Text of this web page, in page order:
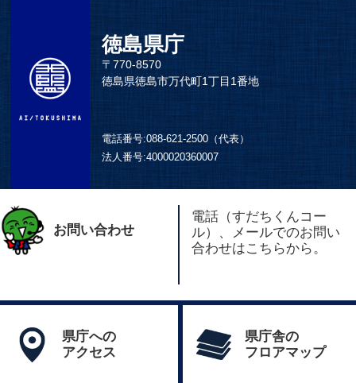
徳島県庁
〒770-8570
徳島県徳島市万代町1丁目1番地
電話番号:088-621-2500（代表）
法人番号:4000020360007
お問い合わせ
電話（すだちくんコー
ル）、メールでのお問い
合わせはこちらから。
県庁への
アクセス
県庁舎の
フロアマップ